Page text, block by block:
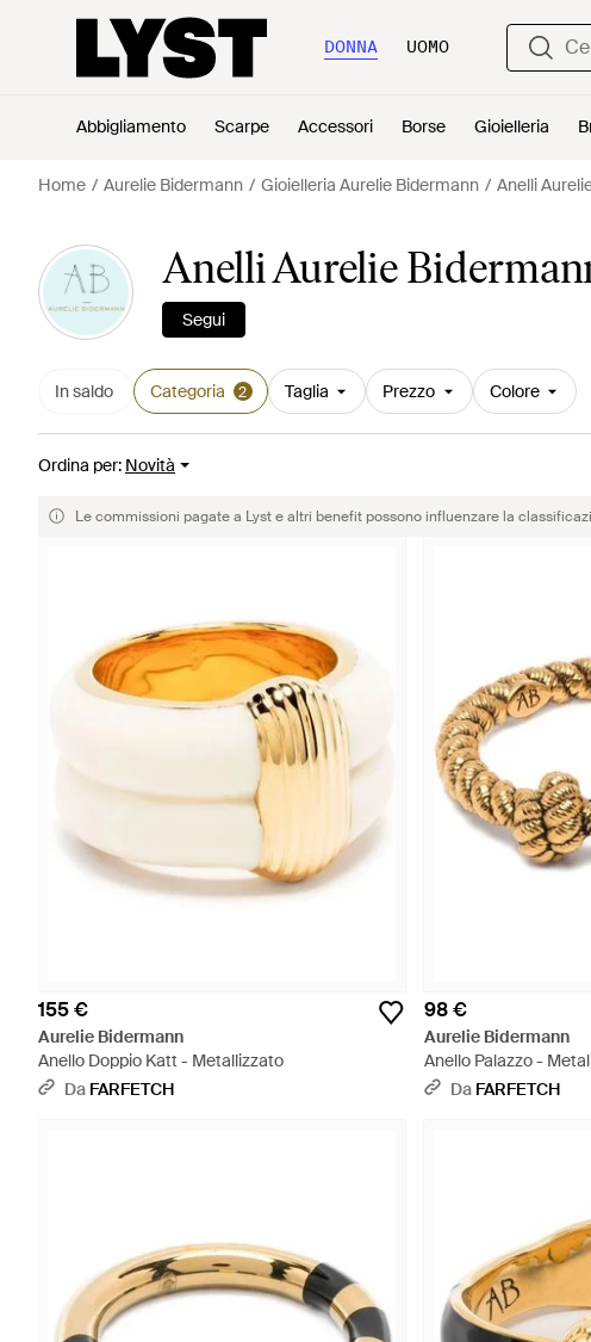
DONNA UOMO
Abbigliamento Scarpe Accessori Borse Gioielleria
Home Aurelie Bidermann Gioielleria Aurelie Bidermann Anelli
Anelli Aurelie
Segui
In saldo Categoria 2 Taglia Prezzo Colore
Ordina per: Novità
Le commissioni pagate a Lyst e altri benefit possono influenzare la
155 €
Aurelie Bidermann
Anello Doppio Katt - Metallizzato
Da FARFETCH
98 €
Aurelie Bidermann
Anello Palazzo -
Da FARFETCH